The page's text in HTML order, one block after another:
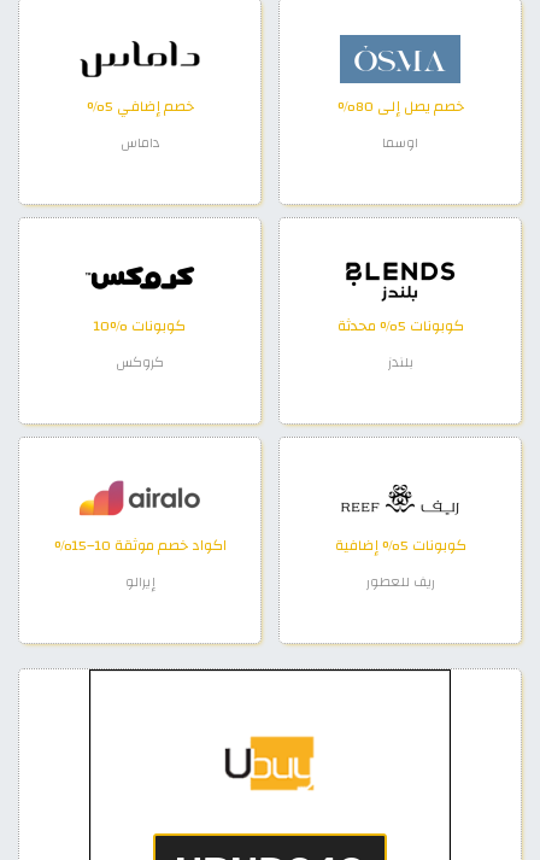
خصم يصل إلى 80%
اوسما
خصم إضافي 5%
داماس
كوبونات 5% محدثة
بلندز
كوبونات %10
كروكس
كوبونات 5% إضافية
ريف للعطور
اكواد خصم موثقة 10–15%
إيرالو